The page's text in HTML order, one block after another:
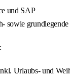
und SAP
sowie
Urlaubs- und